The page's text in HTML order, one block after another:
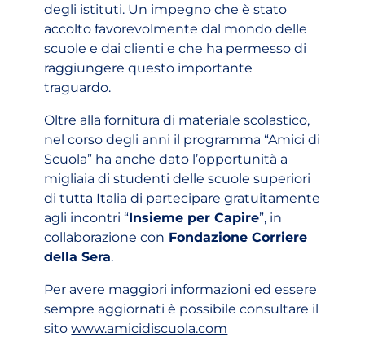
degli istituti. Un impegno che è stato
accolto favorevolmente dal mondo delle
scuole e dai clienti e che ha permesso di
raggiungere questo importante
traguardo.
Oltre alla fornitura di materiale scolastico,
nel corso degli anni il programma “Amici di
Scuola” ha anche dato l’opportunità a
migliaia di studenti delle scuole superiori
di tutta Italia di partecipare gratuitamente
agli incontri “Insieme per Capire”, in
collaborazione con Fondazione Corriere
della Sera.
Per avere maggiori informazioni ed essere
sempre aggiornati è possibile consultare il
sitowww.amicidiscuola.com